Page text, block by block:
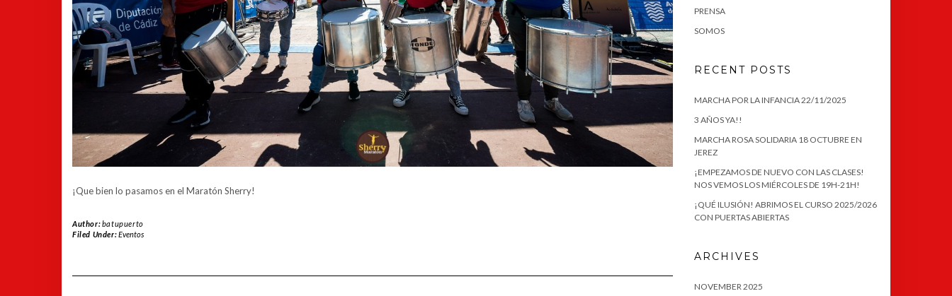
¡Que bien lo pasamos en el Maratón Sherry!
Author:batupuerto
Filed Under:Eventos
PRENSA
SOMOS
RECENT POSTS
MARCHA POR LA INFANCIA 22/11/2025
3 AÑOS YA!!
MARCHA ROSA SOLIDARIA 18 OCTUBRE EN
JEREZ
¡EMPEZAMOS DE NUEVO CON LAS CLASES!
NOS VEMOS LOS MIÉRCOLES DE 19H-21H!
¡QUÉ ILUSIÓN! ABRIMOS EL CURSO 2025/2026
CON PUERTAS ABIERTAS
ARCHIVES
NOVEMBER 2025